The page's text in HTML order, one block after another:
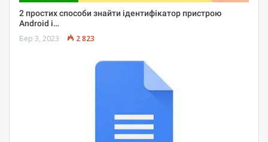
2 простих способи знайти ідентифікатор пристрою
Android і…
Бер 3, 2023 2 823